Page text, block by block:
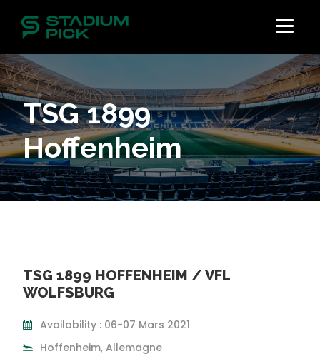
TSG 1899
Hoffenheim
TSG 1899 HOFFENHEIM / VFL
WOLFSBURG
Availability : 06-07 Mars 2021
Hoffenheim, Allemagne